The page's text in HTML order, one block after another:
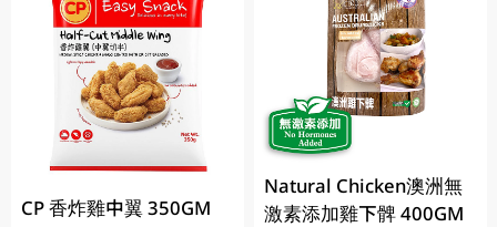
CP 香炸雞中翼 350GM
Natural Chicken澳洲無
激素添加雞下髀 400GM